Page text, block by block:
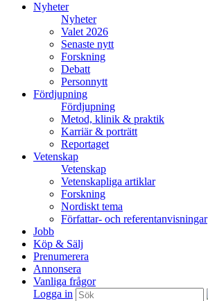
Nyheter
Nyheter
Valet 2026
Senaste nytt
Forskning
Debatt
Personnytt
Fördjupning
Fördjupning
Metod, klinik & praktik
Karriär & porträtt
Reportaget
Vetenskap
Vetenskap
Vetenskapliga artiklar
Forskning
Nordiskt tema
Författar- och referentanvisningar
Jobb
Köp & Sälj
Prenumerera
Annonsera
Vanliga frågor
Logga in